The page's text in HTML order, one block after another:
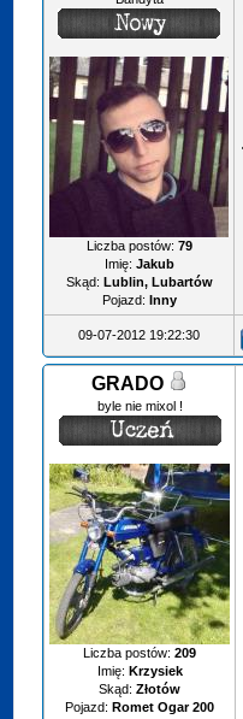
Liczba postów: 79
Imię: Jakub
Skąd: Lublin, Lubartów
Pojazd: Inny
09-07-2012 19:22:30
GRADO
byle nie mixol !
Liczba postów:209
Imię: Krzysiek
Skąd: Złotów
Pojazd: Romet Ogar 200